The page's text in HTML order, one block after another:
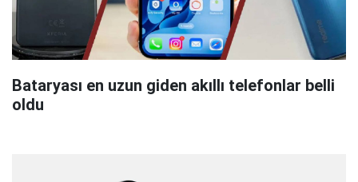
Bataryası en uzun giden akıllı telefonlar belli
oldu